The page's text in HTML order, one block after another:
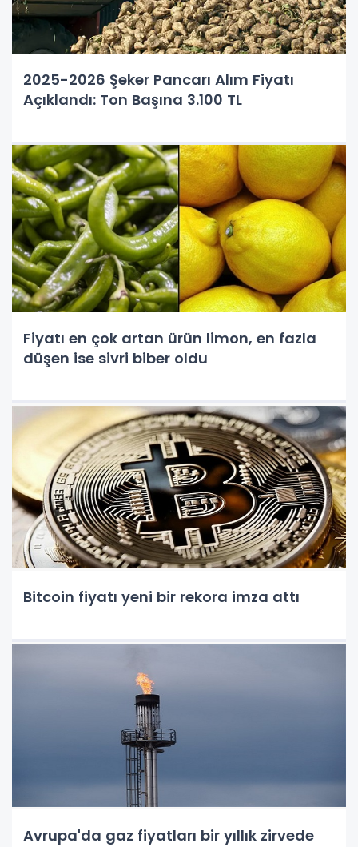
2025-2026 Şeker Pancarı Alım Fiyatı
Açıklandı: Ton Başına 3.100 TL
Fiyatı en çok artan ürün limon, en fazla
düşen ise sivri biber oldu
Bitcoin fiyatı yeni bir rekora imza attı
Avrupa'da gaz fiyatları bir yıllık zirvede